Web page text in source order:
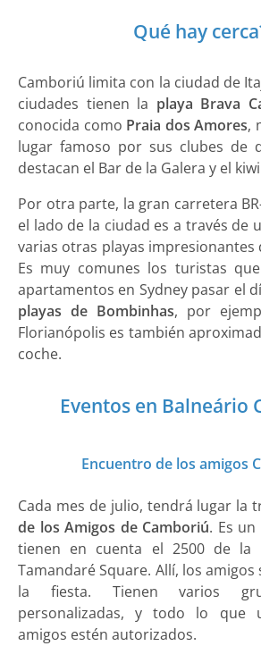
Qué hay
Camboriú limita con la ciudad de
ciudades tienen la playa Brava
conocida como Praia dos Amores,
lugar famoso por sus clubes de
destacan el Bar de la Galera y el
Por otra parte, la gran carretera
el lado de la ciudad es a través de
varias otras playas impresionantes
Es muy comunes los turistas
apartamentos en Sydney pasar el
playas de Bombinhas, por
Florianópolis es también
coche.
Eventos en Balneário
Encuentro de los amigos
Cada mes de julio, tendrá lugar la
de los Amigos de Camboriú. Es
tienen en cuenta el 2500 de la
Tamandaré Square. Allí, los amigos
la fiesta. Tienen varios
personalizadas, y todo lo que
amigos estén autorizados.